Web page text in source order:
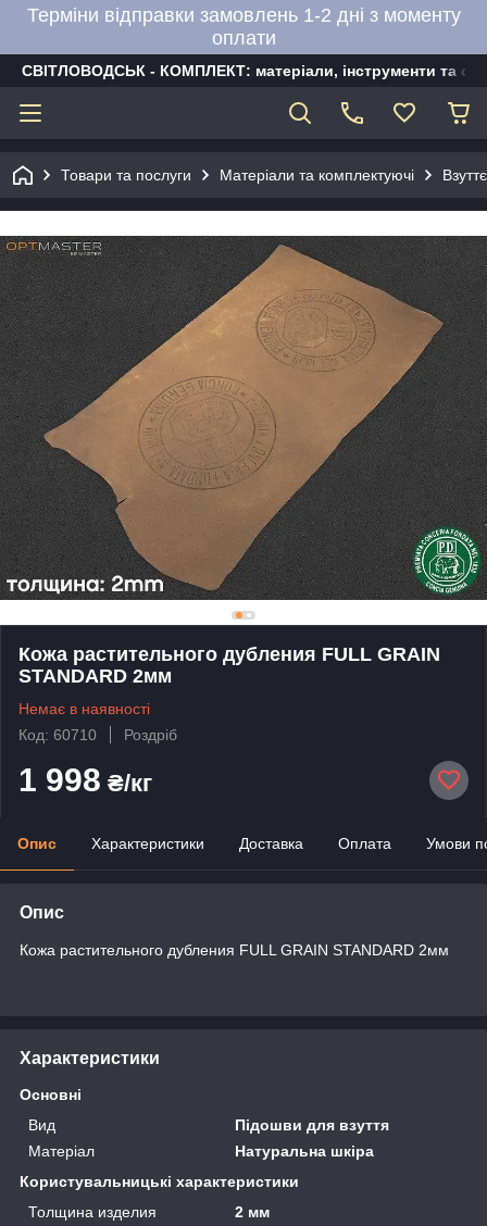
Терміни відправки замовлень 1-2 дні з моменту
оплати
СВІТЛОВОДСЬК - КОМПЛЕКТ: матеріали, інструменти та
Товари та послуги Матеріали та комплектуючі
Кожа растительного дубления FULL GRAIN
STANDARD 2мм
Немає в наявності
Код: 60710
Роздріб
1 998 ₴/кг
Опис Характеристики Доставка Оплата Умови
Опис
Кожа растительного дубления FULL GRAIN STANDARD 2мм
Характеристики
Основні
Вид
Підошви для взуття
Матеріал
Натуральна шкіра
Користувальницькі характеристики
Толщина изделия
2 мм